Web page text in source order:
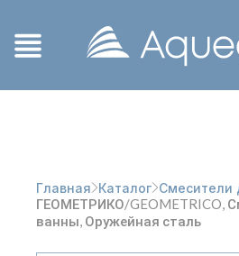
Главная Каталог Смесители
ГЕОМЕТРИКО/GEOMETRICO,
ванны, Оружейная сталь